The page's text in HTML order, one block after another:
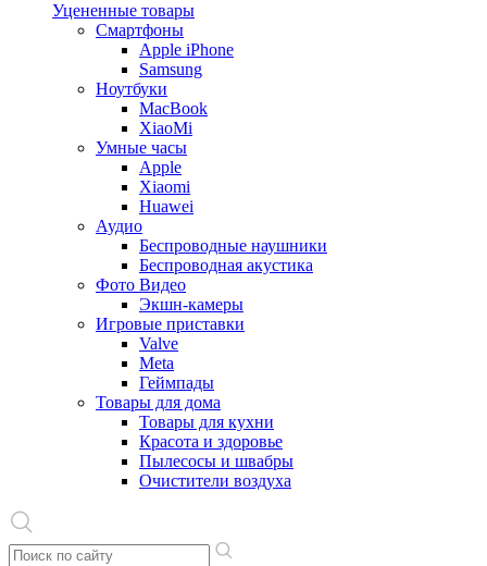
Уцененные товары
Cмартфоны
Apple iPhone
Samsung
Ноутбуки
MacBook
XiaoMi
Умные часы
Apple
Xiaomi
Huawei
Аудио
Беспроводные наушники
Беспроводная акустика
Фото Видео
Экшн-камеры
Игровые приставки
Valve
Meta
Геймпады
Товары для дома
Товары для кухни
Красота и здоровье
Пылесосы и швабры
Очистители воздуха